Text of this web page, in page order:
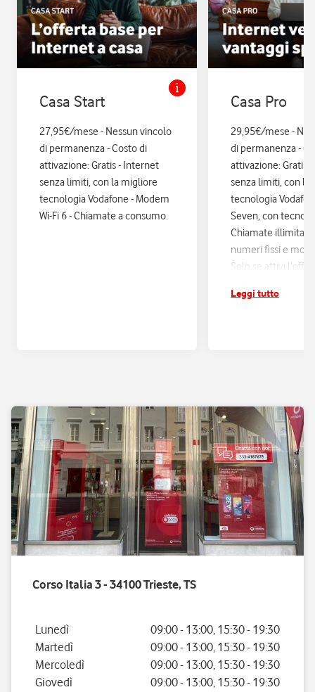
Casa Start
27,95€/mese - Nessun vincolo
di permanenza - Costo di
attivazione: Gratis - Internet
senza limiti, con la migliore
tecnologia Vodafone - Modem
Wi-Fi 6 - Chiamate a consumo.
Casa Pro
29,95€/mese -
di permanenza -
attivazione: Gratis.
senza limiti, con la
tecnologia
Seven, con
Chiamate illimitate
numeri fissi e
Solo se attivi
sconti ed
Leggi tutto
Corso Italia 3 - 34100 Trieste, TS
Giorno della settimanaOrario
Lunedì 09:00- 13:00, 15:30- 19:30
Martedì
09:00- 13:00, 15:30- 19:30
Mercoledì
09:00- 13:00, 15:30- 19:30
Giovedì
09:00- 13:00, 15:30- 19:30